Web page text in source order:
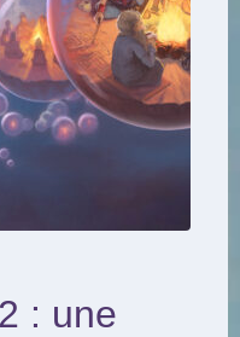
: une